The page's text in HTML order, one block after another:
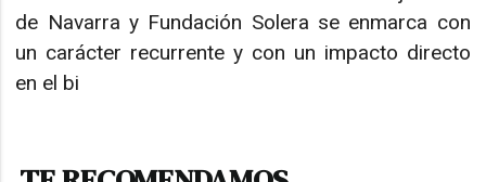
de Navarra y Fundación Solera se enmarca con
un carácter recurrente y con un impacto directo
en el bi